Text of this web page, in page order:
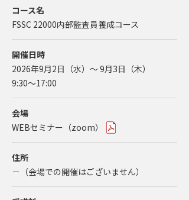
コース名
FSSC 22000内部監査員養成コース
開催日時
2026年9月2日（水）～ 9月3日（木）
9:30〜17:00
会場
WEBセミナー（zoom）
住所
－（会場での開催はございません）